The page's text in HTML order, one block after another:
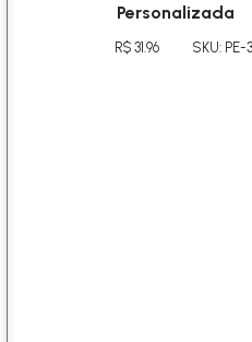
Personalizada
R$ 31.96 SKU: PE-